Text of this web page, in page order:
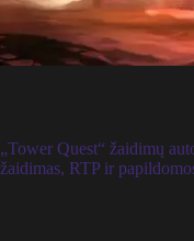
„Tower Quest“ žaidimų
žaidimas, RTP ir